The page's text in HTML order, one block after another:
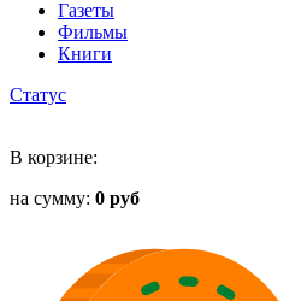
Газеты
Фильмы
Книги
Статус
В корзине:
на сумму: 0 руб